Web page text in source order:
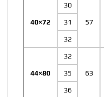
40×72
30
57
31
32
44×80
32
63
35
36